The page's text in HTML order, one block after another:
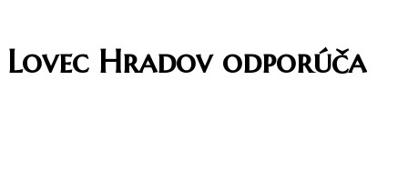
Lovec Hradov odporúča